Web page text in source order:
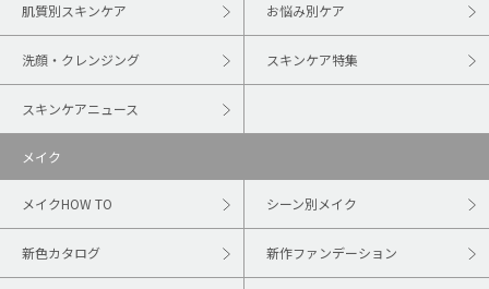
肌質別スキンケア お悩み別ケア
洗顔・クレンジング スキンケア特集
スキンケアニュース
メイク
メイクHOW TO シーン別メイク
新色カタログ 新作ファンデーション